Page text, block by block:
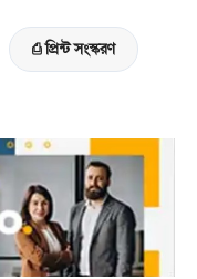
⎙ প্রিন্ট সংস্করণ